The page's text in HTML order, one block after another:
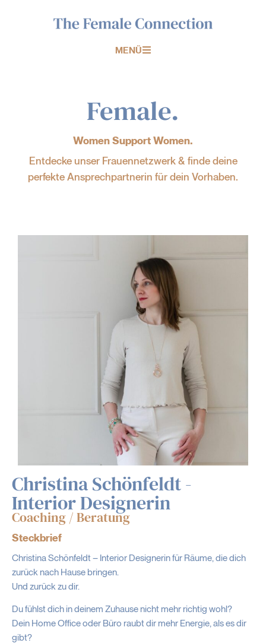
MENÜ
Female.
Women Support Women.
Entdecke unser Frauennetzwerk & finde deine
perfekte Ansprechpartnerin für dein Vorhaben.
Christina Schönfeldt -
Interior Designerin
Coaching / Beratung
Steckbrief
Christina Schönfeldt – Interior Designerin für Räume, die dich
zurück nach Hause bringen.
Und zurück zu dir.
Du fühlst dich in deinem Zuhause nicht mehr richtig wohl?
Dein Home Office oder Büro raubt dir mehr Energie, als es dir
gibt?